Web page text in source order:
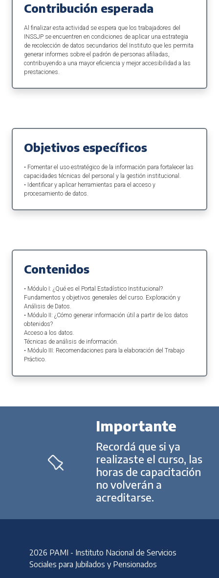
Contribución esperada
Al finalizar esta actividad se espera que los trabajadores del
INSSJP se encuentren en condiciones de aplicar una estrategia
de recolección de datos secundarios del Instituto que les permita
generar informes sobre el padrón de personas afiliadas,
contribuyendo a una mayor eficiencia y mejor accesibilidad a las
prestaciones.
Objetivos específicos
• Fomentar el uso estratégico de la información para fortalecer las
capacidades técnicas del personal y la gestión institucional.
• Identificar y aplicar herramientas para el acceso y
procesamiento de datos.
Contenidos
• Módulo I: ¿Qué es el Portal Estadístico Institucional?
Fundamentos y objetivos generales del curso. Exploración y
Análisis de Datos.
• Módulo II: ¿Cómo generar información útil a partir de los datos
obtenidos?
Acceso a los datos.
Técnicas de análisis de información.
• Módulo III: Recomendaciones para la elaboración del Trabajo
Práctico.
Importante
Recordá que si ya
realizaste el curso, las
horas de capacitación
no volverán a
acreditarse.
2026 PAMI - Instituto Nacional de Servicios
Sociales para Jubilados y Pensionados